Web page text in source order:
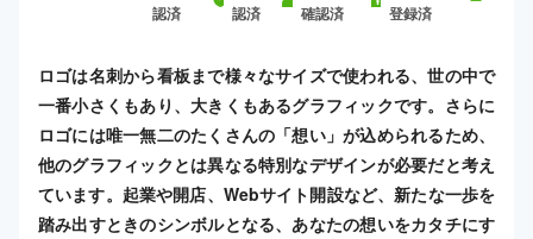
認済
認済
確認済
登録済
ロゴは名刺から看板まで様々なサイズで使われる、世の中で
一番小さくもあり、大きくもあるグラフィックです。さらに
ロゴには唯一無二のたくさんの「想い」が込められるため、
他のグラフィックとは異なる特別なデザインが必要だと考え
ています。起業や開店、Webサイト開設など、新たな一歩を
踏み出すときのシンボルとなる、あなたの想いをカタチにす